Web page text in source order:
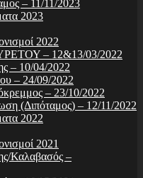
– 11/11/2023
2023
2022
– 12&13/03/2022
– 10/04/2022
– 24/09/2022
– 23/10/2022
(Διπόταμος) – 12/11/2022
2022
2021
Καλαβασός –